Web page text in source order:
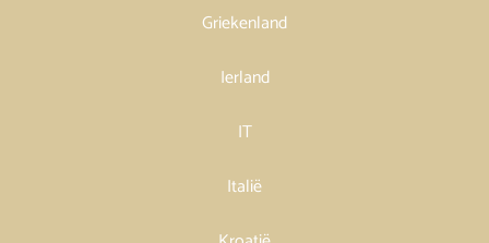
Griekenland
Ierland
IT
Italië